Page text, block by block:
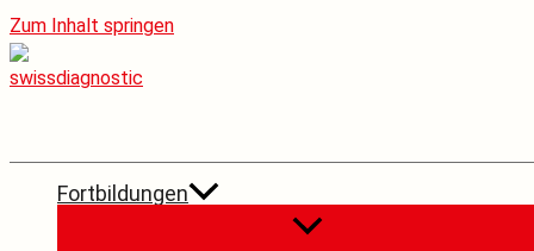
Zum Inhalt springen
Fortbildungen